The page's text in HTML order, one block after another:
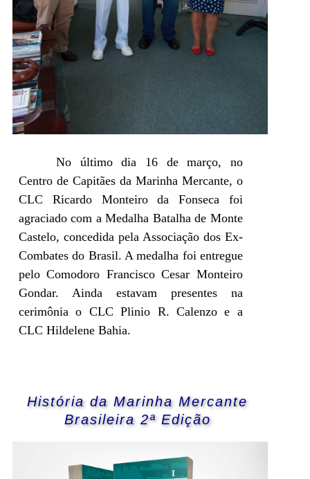
No último dia 16 de março, no
Centro de Capitães da Marinha Mercante, o
CLC Ricardo Monteiro da Fonseca foi
agraciado com a Medalha Batalha de Monte
Castelo, concedida pela Associação dos Ex-
Combates do Brasil. A medalha foi entregue
pelo Comodoro Francisco Cesar Monteiro
Gondar. Ainda estavam presentes na
cerimônia o CLC Plinio R. Calenzo e a
CLC Hildelene Bahia.
História da Marinha Mercante
Brasileira 2ª Edição